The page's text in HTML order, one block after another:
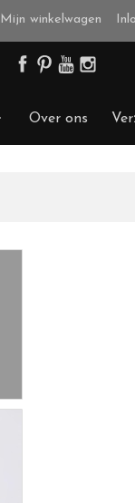
Mijn winkelwagen
Over ons